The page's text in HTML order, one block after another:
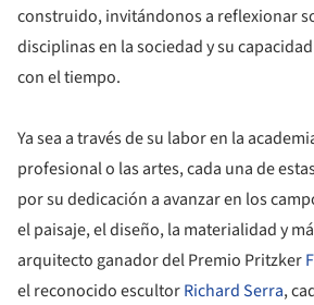
construido, invitándonos a reflexionar
disciplinas en la sociedad y su
con el tiempo.
Ya sea a través de su labor en la
profesional o las artes, cada una de
por su dedicación a avanzar en los
el paisaje, el diseño, la materialidad y
arquitecto ganador del Premio Pritzker
el reconocido escultorRichard Serra,